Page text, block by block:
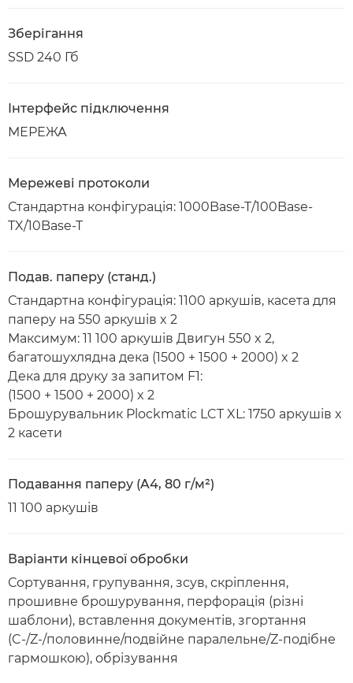
Зберігання
SSD 240 Гб
Інтерфейс підключення
МЕРЕЖА
Мережеві протоколи
Стандартна конфігурація: 1000Base-T/100Base-
TX/10Base-T
Подав. паперу (станд.)
Стандартна конфігурація: 1100 аркушів, касета для
паперу на 550 аркушів x 2
Максимум: 11 100 аркушів Двигун 550 x 2,
багатошухлядна дека (1500 + 1500 + 2000) x 2
Дека для друку за запитом F1:
(1500 + 1500 + 2000) x 2
Брошурувальник Plockmatic LCT XL: 1750 аркушів x
2 касети
Подавання паперу (A4, 80 г/м²)
11 100 аркушів
Варіанти кінцевої обробки
Сортування, групування, зсув, скріплення,
прошивне брошурування, перфорація (різні
шаблони), вставлення документів, згортання
(C-/Z-/половинне/подвійне паралельне/Z-подібне
гармошкою), обрізування